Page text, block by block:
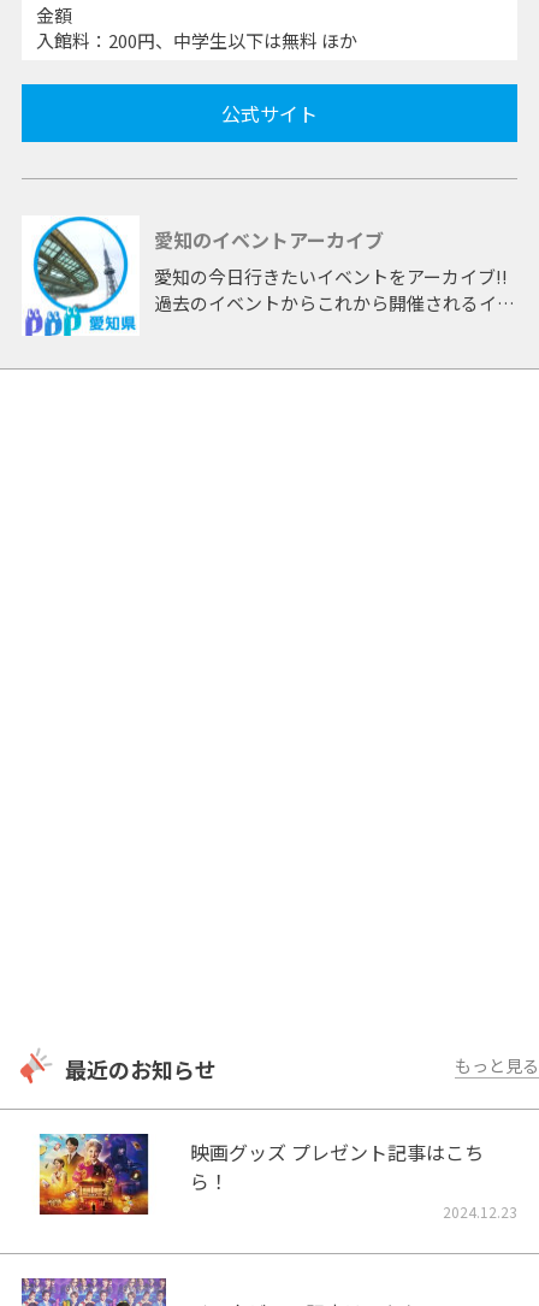
金額
入館料：200円、中学生以下は無料 ほか
公式サイト
愛知のイベントアーカイブ
愛知の今日行きたいイベントをアーカイブ!!
過去のイベントからこれから開催されるイベ
最近のお知らせ もっと見る
映画グッズ プレゼント記事はこち
ら！
2024.12.23